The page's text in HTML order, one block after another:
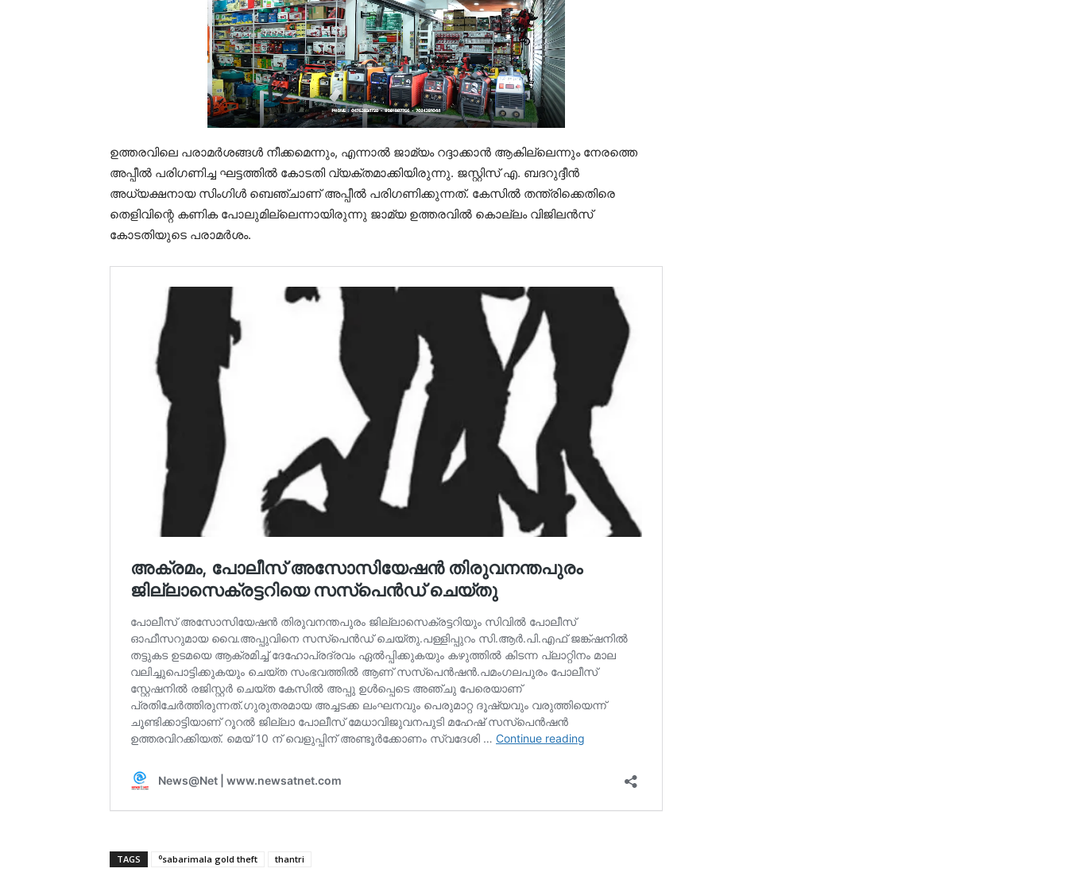
ഉത്തരവിലെ പരാമർശങ്ങൾ നീക്കമെന്നും, എന്നാൽ ജാമ്യം റദ്ദാക്കാൻ ആകില്ലെന്നും നേരത്തെ
അപ്പീൽ പരിഗണിച്ച ഘട്ടത്തിൽ കോടതി വ്യക്തമാക്കിയിരുന്നു. ജസ്റ്റിസ് എ. ബദറുദ്ദീൻ
അധ്യക്ഷനായ സിംഗിൾ ബെഞ്ചാണ് അപ്പീൽ പരിഗണിക്കുന്നത്. കേസിൽ തന്ത്രിക്കെതിരെ
തെളിവിന്റെ കണിക പോലുമില്ലെന്നായിരുന്നു ജാമ്യ ഉത്തരവിൽ കൊല്ലം വിജിലൻസ്
കോടതിയുടെ പരാമർശം.
TAGS ⁰sabarimala gold theft thantri